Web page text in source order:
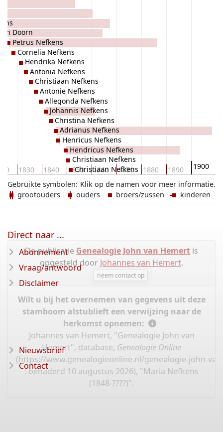
1830 1840 1850 1860 1870 1880 1890 1900
Doorn
Petrus Nefkens
Cornelia Nefkens
Hendrika Nefkens
Antonia Nefkens
Christiaan Nefkens
Antonie Nefkens
Allegonda Nefkens
Johannis Nefkens
Christina Nefkens
Adrianus Nefkens
Henricus Nefkens
Hendricus Nefkens
Christiaan Nefkens
Christiaan Nefkens
Klik op de namen voor meer informatie.
Gebruikte symbolen:
grootouders
ouders broers/zussen kinderen
De publicatie Genealogie John van Hemert is
opgesteld door Johannes van Hemert.
neem contact op
Wilt u bij het overnemen van gegevens uit deze
stamboom alstublieft een verwijzing naar de
herkomst opnemen:
Johannes van Hemert, "Genealogie John van
Hemert", database, Genealogie Online
(https://www.genealogieonline.nl/genealogie-john-
: benaderd 10 augustus 2026), "Maria Nefkens
(1848-????)".
Direct naar ...
Abonnement
Vraag/antwoord
Disclaimer
Nieuwsbrief
Contact